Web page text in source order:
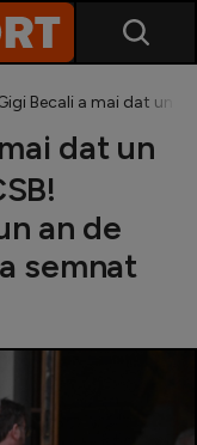
Becali a mai dat un
dat un
an de
semnat